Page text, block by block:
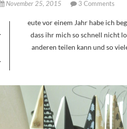
November 25, 2015 3 Comments
dass ihr mich so schnell nicht
anderen teilen kann und so